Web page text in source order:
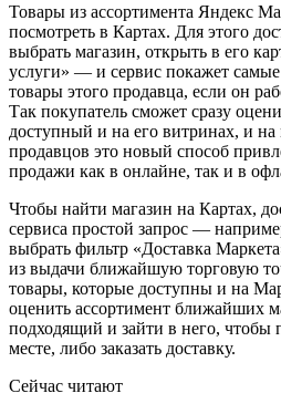
Товары из ассортимента Яндекс
посмотреть в Картах. Для этого
выбрать магазин, открыть в его
услуги» — и сервис покажет
товары этого продавца, если он
Так покупатель сможет сразу
доступный и на его витринах, и
продавцов это новый способ
продажи как в онлайне, так и в
Чтобы найти магазин на Картах,
сервиса простой запрос —
выбрать фильтр «Доставка
из выдачи ближайшую торговую
товары, которые доступны и на
оценить ассортимент ближайших
подходящий и зайти в него, чтобы
месте, либо заказать доставку.
Сейчас читают